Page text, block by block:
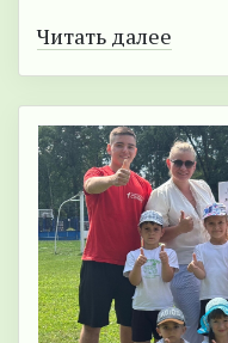
Читать далее